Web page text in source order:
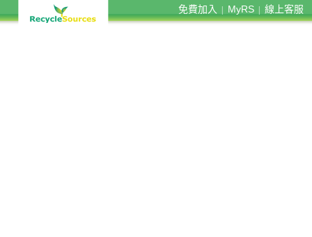
免費加入 MyRS 線上客服